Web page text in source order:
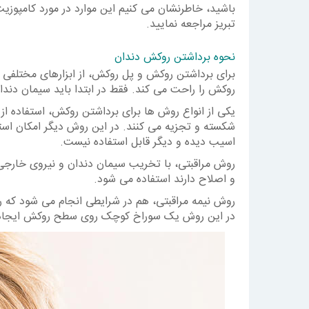
باشید، خاطرنشان می کنیم این موارد در مورد
تبریز مراجعه نمایید.
نحوه برداشتن روکش دندان
برای برداشتن روکش و پل روکش، از ابزارهای
روکش را راحت می کند. فقط در ابتدا باید سیمان
یکی از انواع روش ها برای برداشتن روکش،
شکسته و تجزیه می کنند. در این روش دیگر امکان
اسیب دیده و دیگر قابل استفاده نیست.
روش مراقبتی، با تخریب سیمان دندان و نیروی
و اصلاح دارند استفاده می شود.
روش نیمه مراقبتی، هم در شرایطی انجام می شود
در این روش یک سوراخ کوچک روی سطح روکش